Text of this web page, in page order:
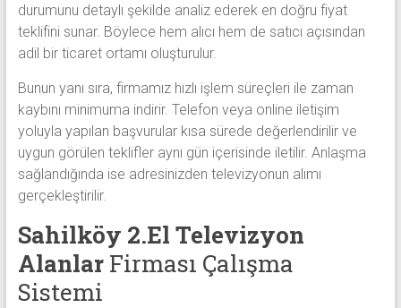
durumunu detaylı şekilde analiz ederek en doğru fiyat
teklifini sunar. Böylece hem alıcı hem de satıcı açısından
adil bir ticaret ortamı oluşturulur.
Bunun yanı sıra, firmamız hızlı işlem süreçleri ile zaman
kaybını minimuma indirir. Telefon veya online iletişim
yoluyla yapılan başvurular kısa sürede değerlendirilir ve
uygun görülen teklifler aynı gün içerisinde iletilir. Anlaşma
sağlandığında ise adresinizden televizyonun alımı
gerçekleştirilir.
Sahilköy 2.El Televizyon
AlanlarFirması Çalışma
Sistemi